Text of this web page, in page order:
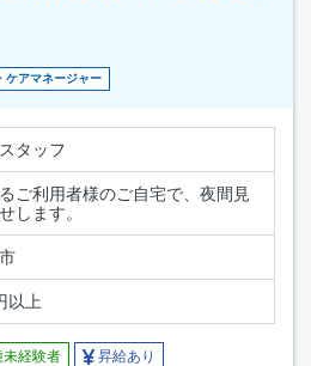
ケアマネージャー
タッフ
ご利用者様のご自宅で、夜間見
します。
以上
未経験者 昇給あり